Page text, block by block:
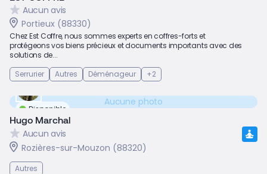
Aucun avis
Portieux (88330)
Chez Est Coffre, nous sommes experts en coffres-forts et
protégeons vos biens précieux et documents importants avec des
solutions de...
Serrurier
Autres Déménageur +2
Disponible
Aucune photo
Hugo Marchal
Aucun avis
Rozières-sur-Mouzon (88320)
Autres